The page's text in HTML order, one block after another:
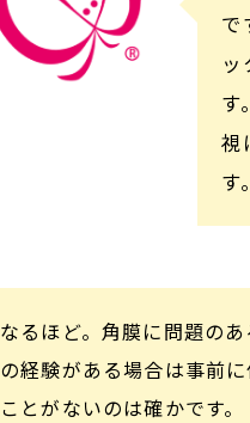
で
す
視
す。
なるほど。角膜に問題の
の経験がある場合は事前
ことがないのは確かです。